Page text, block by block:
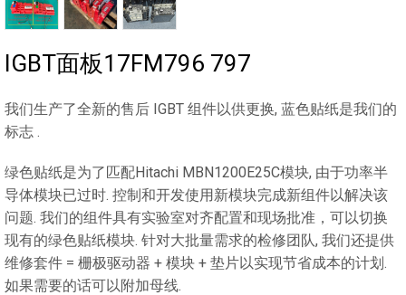
IGBT面板17FM796 797
我们生产了全新的售后 IGBT 组件以供更换, 蓝色贴纸是我们的
标志 .
绿色贴纸是为了匹配Hitachi MBN1200E25C模块, 由于功率半
导体模块已过时. 控制和开发使用新模块完成新组件以解决该
问题. 我们的组件具有实验室对齐配置和现场批准，可以切换
现有的绿色贴纸模块. 针对大批量需求的检修团队, 我们还提供
维修套件 = 栅极驱动器 + 模块 + 垫片以实现节省成本的计划.
如果需要的话可以附加母线.